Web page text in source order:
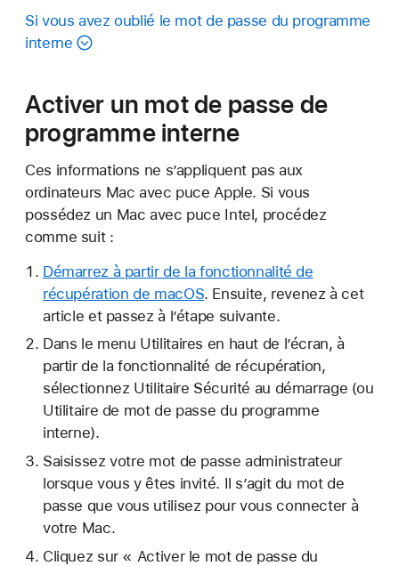
Si vous avez oublié le mot de passe du programme
interne
Activer un mot de passe de
programme interne
Ces informations ne s’appliquent pas aux
ordinateurs Mac avec puce Apple. Si vous
possédez un Mac avec puce Intel, procédez
comme suit :
Démarrez à partir de la fonctionnalité de
récupération de macOS. Ensuite, revenez à cet
article et passez à l’étape suivante.
Dans le menu Utilitaires en haut de l’écran, à
partir de la fonctionnalité de récupération,
sélectionnez Utilitaire Sécurité au démarrage (ou
Utilitaire de mot de passe du programme
interne).
Saisissez votre mot de passe administrateur
lorsque vous y êtes invité. Il s’agit du mot de
passe que vous utilisez pour vous connecter à
votre Mac.
Cliquez sur « Activer le mot de passe du